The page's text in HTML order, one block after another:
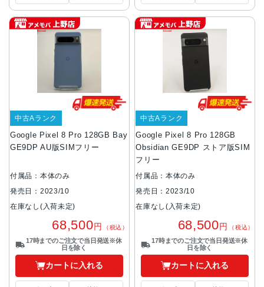
Google Pixel 8 Pro 128GB Bay
GE9DP AU版SIMフリー
中古Aランク
付属品：本体のみ
発売日：2023/10
在庫なし(入荷未定)
68,500円 （税込）
17時までのご注文で当日発送※休
日を除く
カートに入れる
Google Pixel 8 Pro 128GB
Obsidian GE9DP ストア版SIM
フリー
中古Aランク
付属品：本体のみ
発売日：2023/10
在庫なし(入荷未定)
68,500円 （税込）
17時までのご注文で当日発送※休
日を除く
カートに入れる